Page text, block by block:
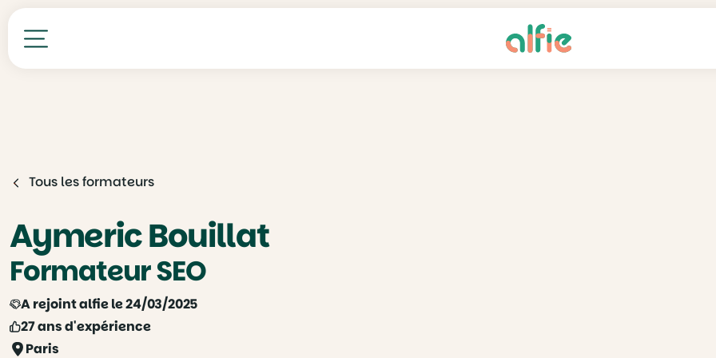
Tous les formateurs
Aymeric Bouillat
Formateur SEO
A rejoint alfie le 24/03/2025
27 ans d'expérience
Paris